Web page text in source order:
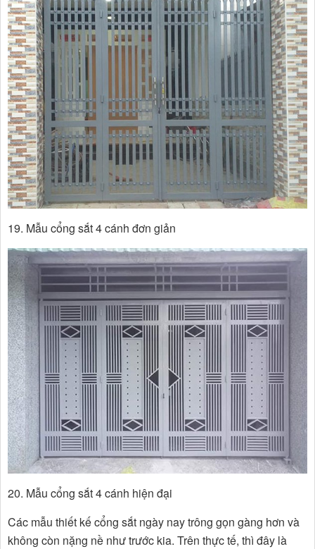
19. Mẫu cổng sắt 4 cánh đơn giản
20. Mẫu cổng sắt 4 cánh hiện đại
Các mẫu thiết kế cổng sắt ngày nay trông gọn gàng hơn và
không còn nặng nề như trước kia. Trên thực tế, thì đây là